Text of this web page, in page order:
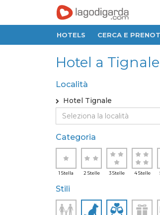
HOTELS CERCA E
Hotel a
Località
Hotel Tignale
Categoria
1 Stella 2 Stelle 3 Stelle 4 Stelle
Stili